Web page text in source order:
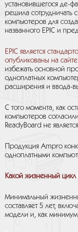
установившегося де-
решила сотрудничать
компьютеров для
названного EPIC и
EPIC является
опубликованы на
избежать основной
одноплатных
расширения и ввода-
С того момента, как
компьютеров
ReadyBoard не
Продукция Ampro
одноплатными
Какой жизненный
Минимальный
составляет 5 лет,
модели и, как